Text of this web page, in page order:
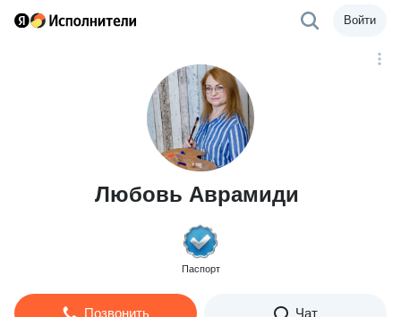
Войти
Любовь Аврамиди
Паспорт
Позвонить Чат